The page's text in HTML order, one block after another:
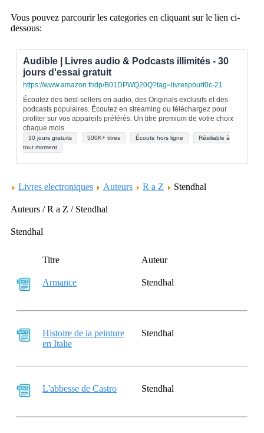
Vous pouvez parcourir les categories en cliquant sur le lien ci-
dessous:
Audible | Livres audio & Podcasts illimités - 30
jours d'essai gratuit
https://www.amazon.fr/dp/B01DPWQ20Q?tag=livrespourt0c-21
Écoutez des best-sellers en audio, des Originals exclusifs et des
podcasts populaires. Écoutez en streaming ou téléchargez pour
profiter sur vos appareils préférés. Un titre premium de votre choix
chaque mois.
30 jours gratuits 500K+ titres Écoute hors ligne
Résiliable à
tout moment
Livres electroniques Auteurs R a Z Stendhal
Auteurs / R a Z / Stendhal
Stendhal
Titre Auteur
Armance Stendhal
Histoire de la peinture
en Italie
Stendhal
L'abbesse de Castro Stendhal